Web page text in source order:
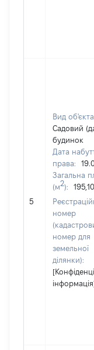
5
Вид
Садовий
будинок
Дата
права:
Загальна
(м2):
195,10
номер
номер для
земельної
ділянки):